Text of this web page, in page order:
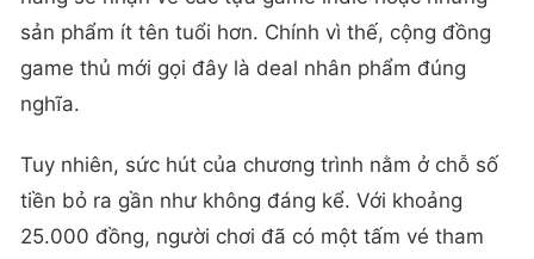
sản phẩm ít tên tuổi hơn. Chính vì thế, cộng đồng
game thủ mới gọi đây là deal nhân phẩm đúng
nghĩa.
Tuy nhiên, sức hút của chương trình nằm ở chỗ số
tiền bỏ ra gần như không đáng kể. Với khoảng
25.000 đồng, người chơi đã có một tấm vé tham